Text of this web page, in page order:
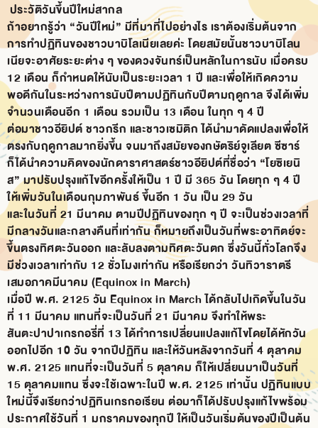
ประวัติวันขึ้นปีใหม่สากล
ถ้าอยากรู้ว่า “วันปีใหม่” มีที่มาที่ไปอย่างไร เราต้องเริ่มต้นจาก
การทำปฏิทินของชาวบาบิโลเนียเลยค่ะ โดยสมัยนั้นชาวบาบิโลน
เนียจะอาศัยระยะต่าง ๆ ของดวงจันทร์เป็นหลักในการนับ เมื่อครบ
12 เดือน ก็กำหนดให้นับเป็นระยะเวลา 1 ปี และเพื่อให้เกิดความ
พอดีกันในระหว่างการนับปีตามปฏิทินกับปีตามฤดูกาล จึงได้เพิ่ม
จำนวนเดือนอีก 1 เดือน รวมเป็น 13 เดือน ในทุก ๆ 4 ปี
ต่อมาชาวอียิปต์ ชาวกรีก และชาวเซมิติก ได้นำมาดัดแปลงเพื่อให้
ตรงกับฤดูกาลมากยิ่งขึ้น จนมาถึงสมัยของกษัตริย์จูเลียต ซีซาร์
ก็ได้นำความคิดของนักดาราศาสตร์ชาวอียิปต์ที่ชื่อว่า “โยซิเยนิ
ส” มาปรับปรุงแก้ไขอีกครั้งให้เป็น 1 ปี มี 365 วัน โดยทุก ๆ 4 ปี
ให้เพิ่มวันในเดือนกุมภาพันธ์ ขึ้นอีก 1 วัน เป็น 29 วัน
และในวันที่ 21 มีนาคม ตามปีปฏิทินของทุก ๆ ปี จะเป็นช่วงเวลาที่
มีกลางวันและกลางคืนที่เท่ากัน ก็หมายถึงเป็นวันที่พระอาทิตย์จะ
ขึ้นตรงทิศตะวันออก และลับลงตามทิศตะวันตก ซึ่งวันนี้ทั่วโลกจึง
มีช่วงเวลาเท่ากับ 12 ชั่วโมงเท่ากัน หรือเรียกว่า วันทิวาราตรี
เสมอภาคมีนาคม (Equinox in March)
เมื่อปี พ.ศ. 2125 วัน Equinox in March ได้กลับไปเกิดขึ้นในวัน
ที่ 11 มีนาคม แทนที่จะเป็นวันที่ 21 มีนาคม จึงทำให้พระ
สันตะปาปาเกรกอรี่ที่ 13 ได้ทำการเปลี่ยนแปลงแก้ไขโดยได้หักวัน
ออกไปอีก 10 วัน จากปีปฏิทิน และให้วันหลังจากวันที่ 4 ตุลาคม
พ.ศ. 2125 แทนที่จะเป็นวันที่ 5 ตุลาคม ก็ให้เปลี่ยนมาเป็นวันที่
15 ตุลาคมแทน ซึ่งจะใช้เฉพาะในปี พ.ศ. 2125 เท่านั้น ปฏิทินแบบ
ใหม่นี้จึงเรียกว่าปฏิทินเกรกอเรียน ต่อมาก็ได้ปรับปรุงแก้ไขพร้อม
ประกาศใช้วันที่ 1 มกราคมของทุกปี ให้เป็นวันเริ่มต้นของปีเป็นต้น